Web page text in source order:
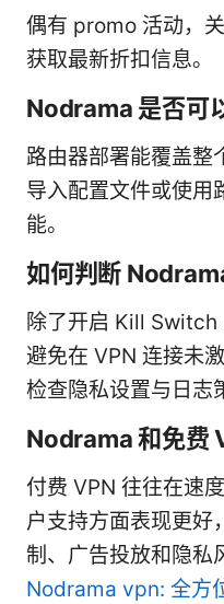
偶有 promo 活动，
获取最新折扣信息。
Nodrama 是否可
路由器部署能覆盖整
导入配置文件或使用
能。
如何判断
除了开启 Kill Switch
避免在 VPN 连接未
检查隐私设置与日志
Nodrama 和免费
付费 VPN 往往在速
户支持方面表现更好
制、广告投放和隐私
Nodrama vpn: 全方